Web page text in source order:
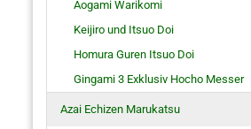
Aogami Warikomi
Keijiro und Itsuo Doi
Homura Guren Itsuo Doi
Gingami 3 Exklusiv Hocho Messer
Azai Echizen Marukatsu